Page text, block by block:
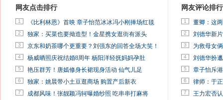
网友点击排行
1 《比利林恩》首映 章子怡范冰冰冯小刚捧场红毯
2 独家：买菜也要拗造型！金星携女逛街有派头
3 京东和奶茶哪个更重要？刘强东的回答全场大笑！
4 杨威晒照庆祝结婚8周年 杨阳洋轻抚妈妈孕肚
5 艳压群芳！唐嫣修身长裙现身活动 仙气儿足
6 独家：姚晨带小土豆逛商场 购置产后新衣
7 成都风味！张靓颖冯轲曝婚纱照 吃串串打麻将
网友评论排行
1 董卿：这
2 刘德华新
3 为救母女
4 刘德华扮
5 章子怡斥
6 律师：于
7 王力宏否